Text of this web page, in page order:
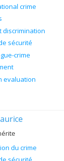
crime
discrimination
sécurité
crime
evaluation
du crime